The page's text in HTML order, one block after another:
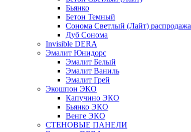
Бьянко
Бетон Темный
Сонома Светлый (Лайт) распродажа
Дуб Сонома
Invisible DERA
Эмалит Юнидорс
Эмалит Белый
Эмалит Ваниль
Эмалит Грей
Экошпон ЭКО
Капучино ЭКО
Бьянко ЭКО
Венге ЭКО
СТЕНОВЫЕ ПАНЕЛИ